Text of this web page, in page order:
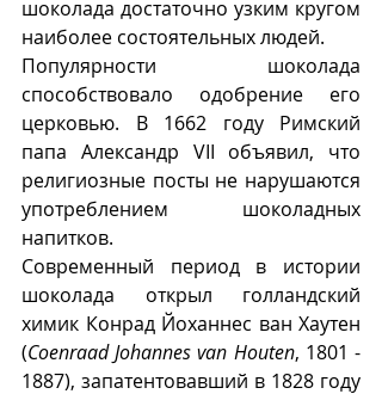
шоколада достаточно узким кругом
наиболее состоятельных людей.
Популярности шоколада
способствовало одобрение его
церковью. В 1662 году Римский
папа Александр VII объявил, что
религиозные посты не нарушаются
употреблением шоколадных
напитков.
Современный период в истории
шоколада открыл голландский
химик Конрад Йоханнес ван Хаутен
(Coenraad Johannes van Houten, 1801 -
1887), запатентовавший в 1828 году